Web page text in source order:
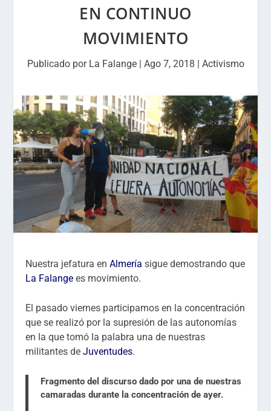
EN CONTINUO
MOVIMIENTO
Publicado por La Falange| Ago 7, 2018 | Activismo
Nuestra jefatura enAlmería sigue demostrando que
La Falange es movimiento.
El pasado viernes participamos en la concentración
que se realizó por la supresión de las autonomías
en la que tomó la palabra una de nuestras
militantes deJuventudes.
Fragmento del discurso dado por una de nuestras
camaradas durante la concentración de ayer.